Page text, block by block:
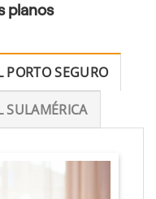
planos
SEGURO
SULAMÉRICA